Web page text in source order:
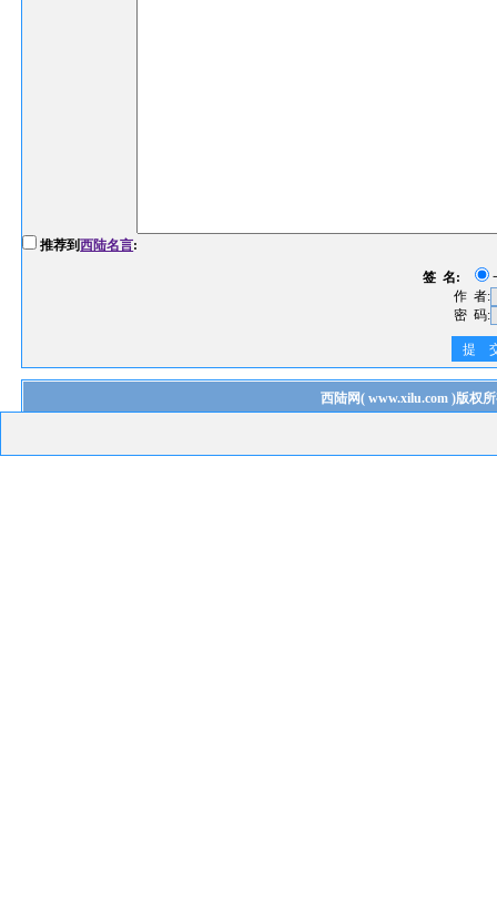
推荐到西陆名言:
签 名:
作 者:
密 码:
提
西陆网( www.xilu.com)版权